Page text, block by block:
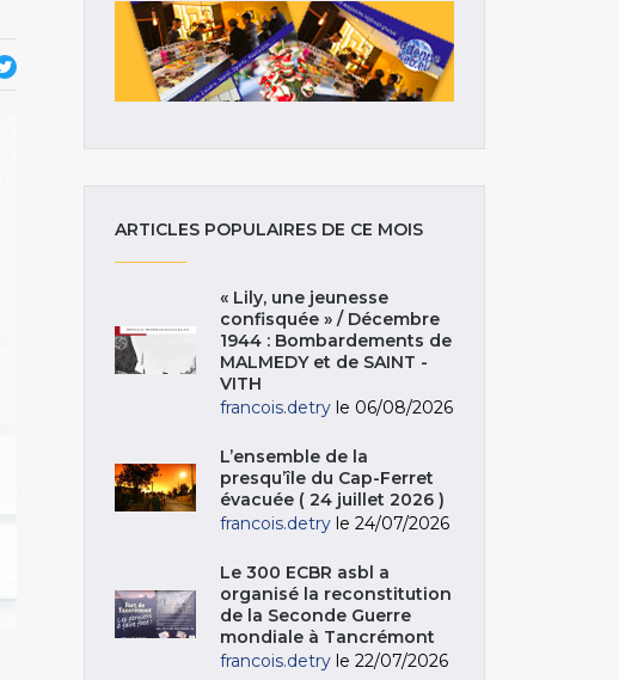
ARTICLES POPULAIRES DE CE MOIS
« Lily, une jeunesse
confisquée » / Décembre
1944 : Bombardements de
MALMEDY et de SAINT -
VITH
francois.detry le 06/08/2026
L’ensemble de la
presqu’île du Cap-Ferret
évacuée ( 24 juillet 2026 )
francois.detry le 24/07/2026
Le 300 ECBR asbl a
organisé la reconstitution
de la Seconde Guerre
mondiale à Tancrémont
francois.detry le 22/07/2026